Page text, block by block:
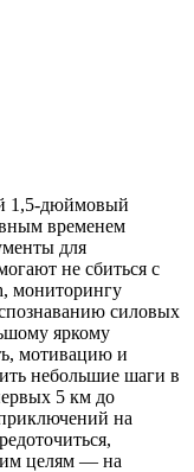
1,5-дюймовый
временем
для
не сбиться с
мониторингу
силовых
яркому
мотивацию и
небольшие шаги в
5 км до
на
целям — на